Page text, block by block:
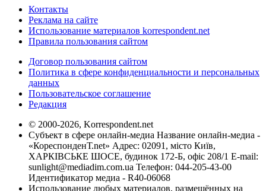
Контакты
Реклама на сайте
Использование материалов korrespondent.net
Правила пользования сайтом
Договор пользования сайтом
Политика в сфере конфиденциальности и персональных
данных
Пользовательское соглашение
Редакция
© 2000-2026, Korrespondent.net
Субъект в сфере онлайн-медиа Название онлайн-медиа -
«КореспонденТ.net» Адрес: 02091, місто Київ,
ХАРКІВСЬКЕ ШОСЕ, будинок 172-Б, офіс 208/1 E-mail:
sunlight@mediadim.com.ua Телефон: 044-205-43-00
Идентификатор медиа - R40-06068
Использование любых материалов, размещённых на